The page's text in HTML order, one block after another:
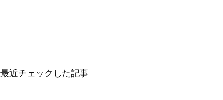
最近チェックした記事